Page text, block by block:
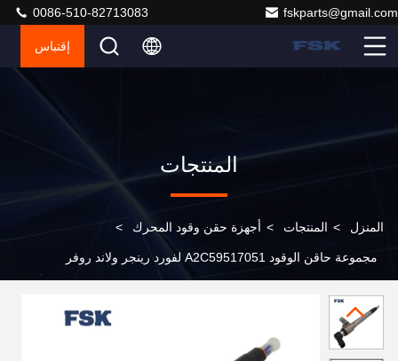
fskparts@gmail.com
0086-510-82713083
إقتباس
المنتجات
المنزل > المنتجات > أجهزة حقن وقود المحرك >
مجموعة حاقن الوقود A2C59517051 لفورد رينجر ولاند روفر